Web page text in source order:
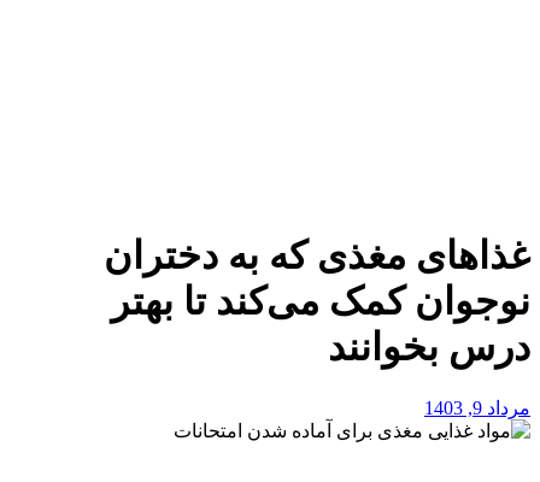
غذاهای مغذی که به دختران
نوجوان کمک می‌کند تا بهتر
درس بخوانند
مرداد 9, 1403